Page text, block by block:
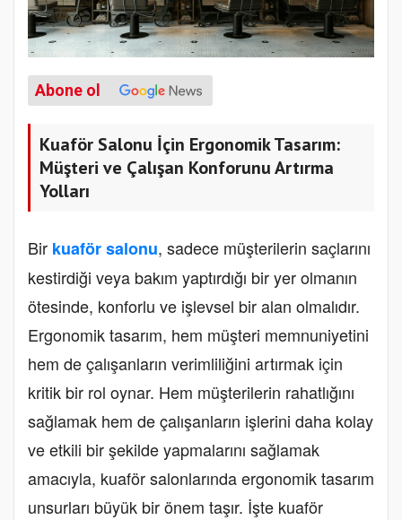
Abone ol
Kuaför Salonu İçin Ergonomik Tasarım:
Müşteri ve Çalışan Konforunu Artırma
Yolları
Bir kuaför salonu, sadece müşterilerin saçlarını
kestirdiği veya bakım yaptırdığı bir yer olmanın
ötesinde, konforlu ve işlevsel bir alan olmalıdır.
Ergonomik tasarım, hem müşteri memnuniyetini
hem de çalışanların verimliliğini artırmak için
kritik bir rol oynar. Hem müşterilerin rahatlığını
sağlamak hem de çalışanların işlerini daha kolay
ve etkili bir şekilde yapmalarını sağlamak
amacıyla, kuaför salonlarında ergonomik tasarım
unsurları büyük bir önem taşır. İşte kuaför